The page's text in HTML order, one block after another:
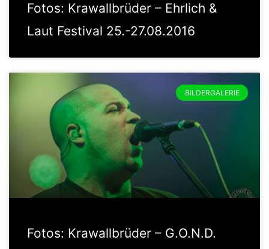
Fotos: Krawallbrüder – Ehrlich &
Laut Festival 25.-27.08.2016
BILDERGALERIE
Fotos: Krawallbrüder – G.O.N.D.